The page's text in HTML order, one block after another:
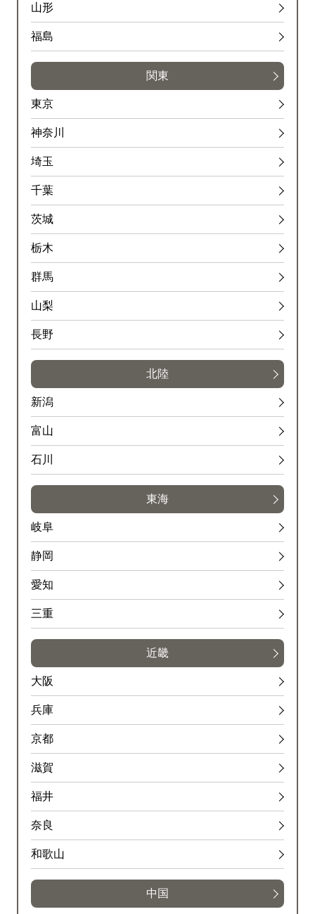
山形
福島
関東
東京
神奈川
埼玉
千葉
茨城
栃木
群馬
山梨
長野
北陸
新潟
富山
石川
東海
岐阜
静岡
愛知
三重
近畿
大阪
兵庫
京都
滋賀
福井
奈良
和歌山
中国